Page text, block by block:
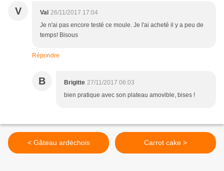
V Val 26/11/2017 17:04
Je n'ai pas encore testé ce moule. Je l'ai acheté il y a peu de
temps! Bisous
Répondre
B Brigitte 27/11/2017 06:03
bien pratique avec son plateau amovible, bises !
< Gâteau ardéchois Carrot cake >